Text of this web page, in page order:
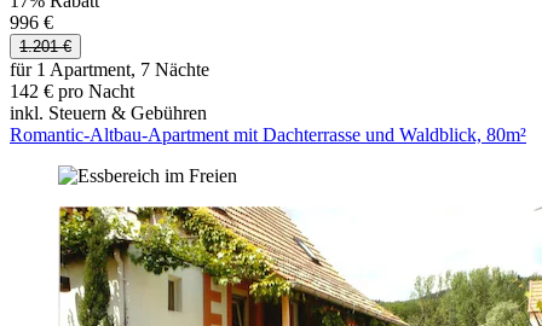
996 €
1.201 €
für 1 Apartment, 7 Nächte
142 € pro Nacht
inkl. Steuern & Gebühren
Romantic-Altbau-Apartment mit Dachterrasse und Waldblick, 80m²